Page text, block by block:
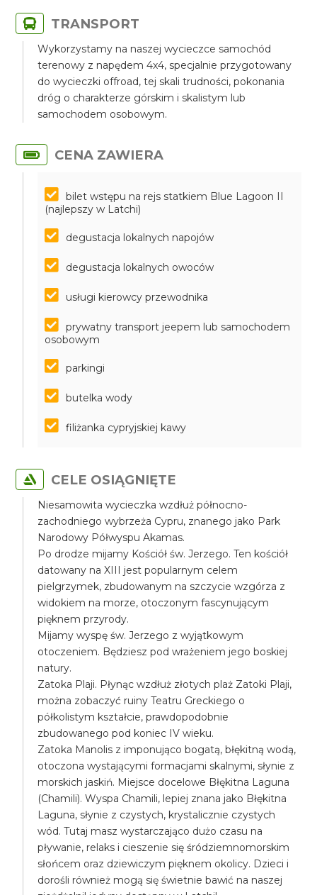
TRANSPORT
Wykorzystamy na naszej wycieczce samochód
terenowy z napędem 4x4, specjalnie przygotowany
do wycieczki offroad, tej skali trudności, pokonania
dróg o charakterze górskim i skalistym lub
samochodem osobowym.
CENA ZAWIERA
bilet wstępu na rejs statkiem Blue Lagoon II
(najlepszy w Latchi)
degustacja lokalnych napojów
degustacja lokalnych owoców
usługi kierowcy przewodnika
prywatny transport jeepem lub samochodem
osobowym
parkingi
butelka wody
filiżanka cypryjskiej kawy
CELE OSIĄGNIĘTE
Niesamowita wycieczka wzdłuż północno-
zachodniego wybrzeża Cypru, znanego jako Park
Narodowy Półwyspu Akamas.
Po drodze mijamy Kościół św. Jerzego. Ten kościół
datowany na XIII jest popularnym celem
pielgrzymek, zbudowanym na szczycie wzgórza z
widokiem na morze, otoczonym fascynującym
pięknem przyrody.
Mijamy wyspę św. Jerzego z wyjątkowym
otoczeniem. Będziesz pod wrażeniem jego boskiej
natury.
Zatoka Plaji. Płynąc wzdłuż złotych plaż Zatoki Plaji,
można zobaczyć ruiny Teatru Greckiego o
półkolistym kształcie, prawdopodobnie
zbudowanego pod koniec IV wieku.
Zatoka Manolis z imponująco bogatą, błękitną wodą,
otoczona wystającymi formacjami skalnymi, słynie z
morskich jaskiń. Miejsce docelowe Błękitna Laguna
(Chamili). Wyspa Chamili, lepiej znana jako Błękitna
Laguna, słynie z czystych, krystalicznie czystych
wód. Tutaj masz wystarczająco dużo czasu na
pływanie, relaks i cieszenie się śródziemnomorskim
słońcem oraz dziewiczym pięknem okolicy. Dzieci i
dorośli również mogą się świetnie bawić na naszej